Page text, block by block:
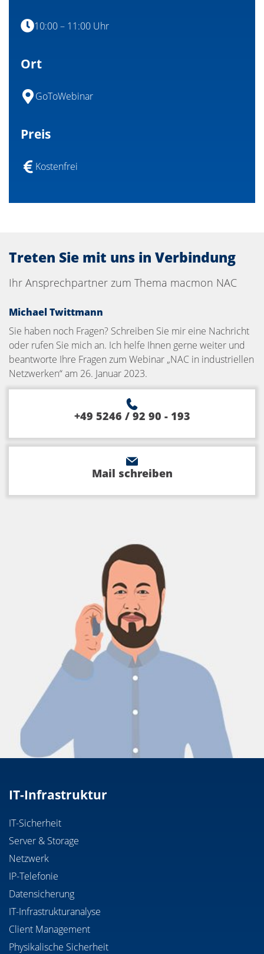
10:00 – 11:00 Uhr
Ort
GoToWebinar
Preis
Kostenfrei
Treten Sie mit uns in Verbindung
Ihr Ansprechpartner zum Thema macmon NAC
Michael Twittmann
Sie haben noch Fragen? Schreiben Sie mir eine Nachricht
oder rufen Sie mich an. Ich helfe Ihnen gerne weiter und
beantworte Ihre Fragen zum Webinar „NAC in industriellen
Netzwerken“ am 26. Januar 2023.
+49 5246 / 92 90 - 193
Mail schreiben
IT-Infrastruktur
IT-Sicherheit
Server & Storage
Netzwerk
IP-Telefonie
Datensicherung
IT-Infrastrukturanalyse
Client Management
Physikalische Sicherheit